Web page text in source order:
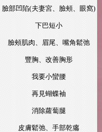
臉部凹陷(夫妻宮、臉頰、眼窩)
下巴短小
臉頰肌肉、眉尾、嘴角鬆弛
豐胸、改善胸形
我要小蠻腰
再見蝴蝶袖
消除蘿蔔腿
皮膚鬆弛、手部乾癟